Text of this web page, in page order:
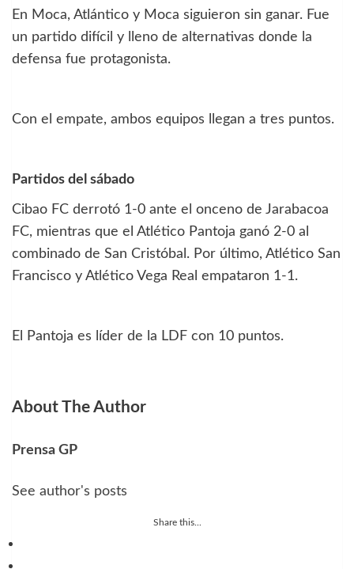
En Moca, Atlántico y Moca siguieron sin ganar. Fue
un partido difícil y lleno de alternativas donde la
defensa fue protagonista.
Con el empate, ambos equipos llegan a tres puntos.
Partidos del sábado
Cibao FC derrotó 1-0 ante el onceno de Jarabacoa
FC, mientras que el Atlético Pantoja ganó 2-0 al
combinado de San Cristóbal. Por último, Atlético San
Francisco y Atlético Vega Real empataron 1-1.
El Pantoja es líder de la LDF con 10 puntos.
About The Author
Prensa GP
See author's posts
Share this...